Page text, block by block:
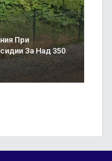
При
За Над 350